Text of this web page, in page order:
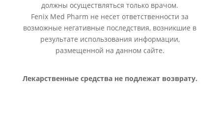
должны осуществляться только врачом.
Fenix Med Pharm не несет ответственности за
возможные негативные последствия, возникшие в
результате использования информации,
размещенной на данном сайте.
Лекарственные средства не подлежат возврату.